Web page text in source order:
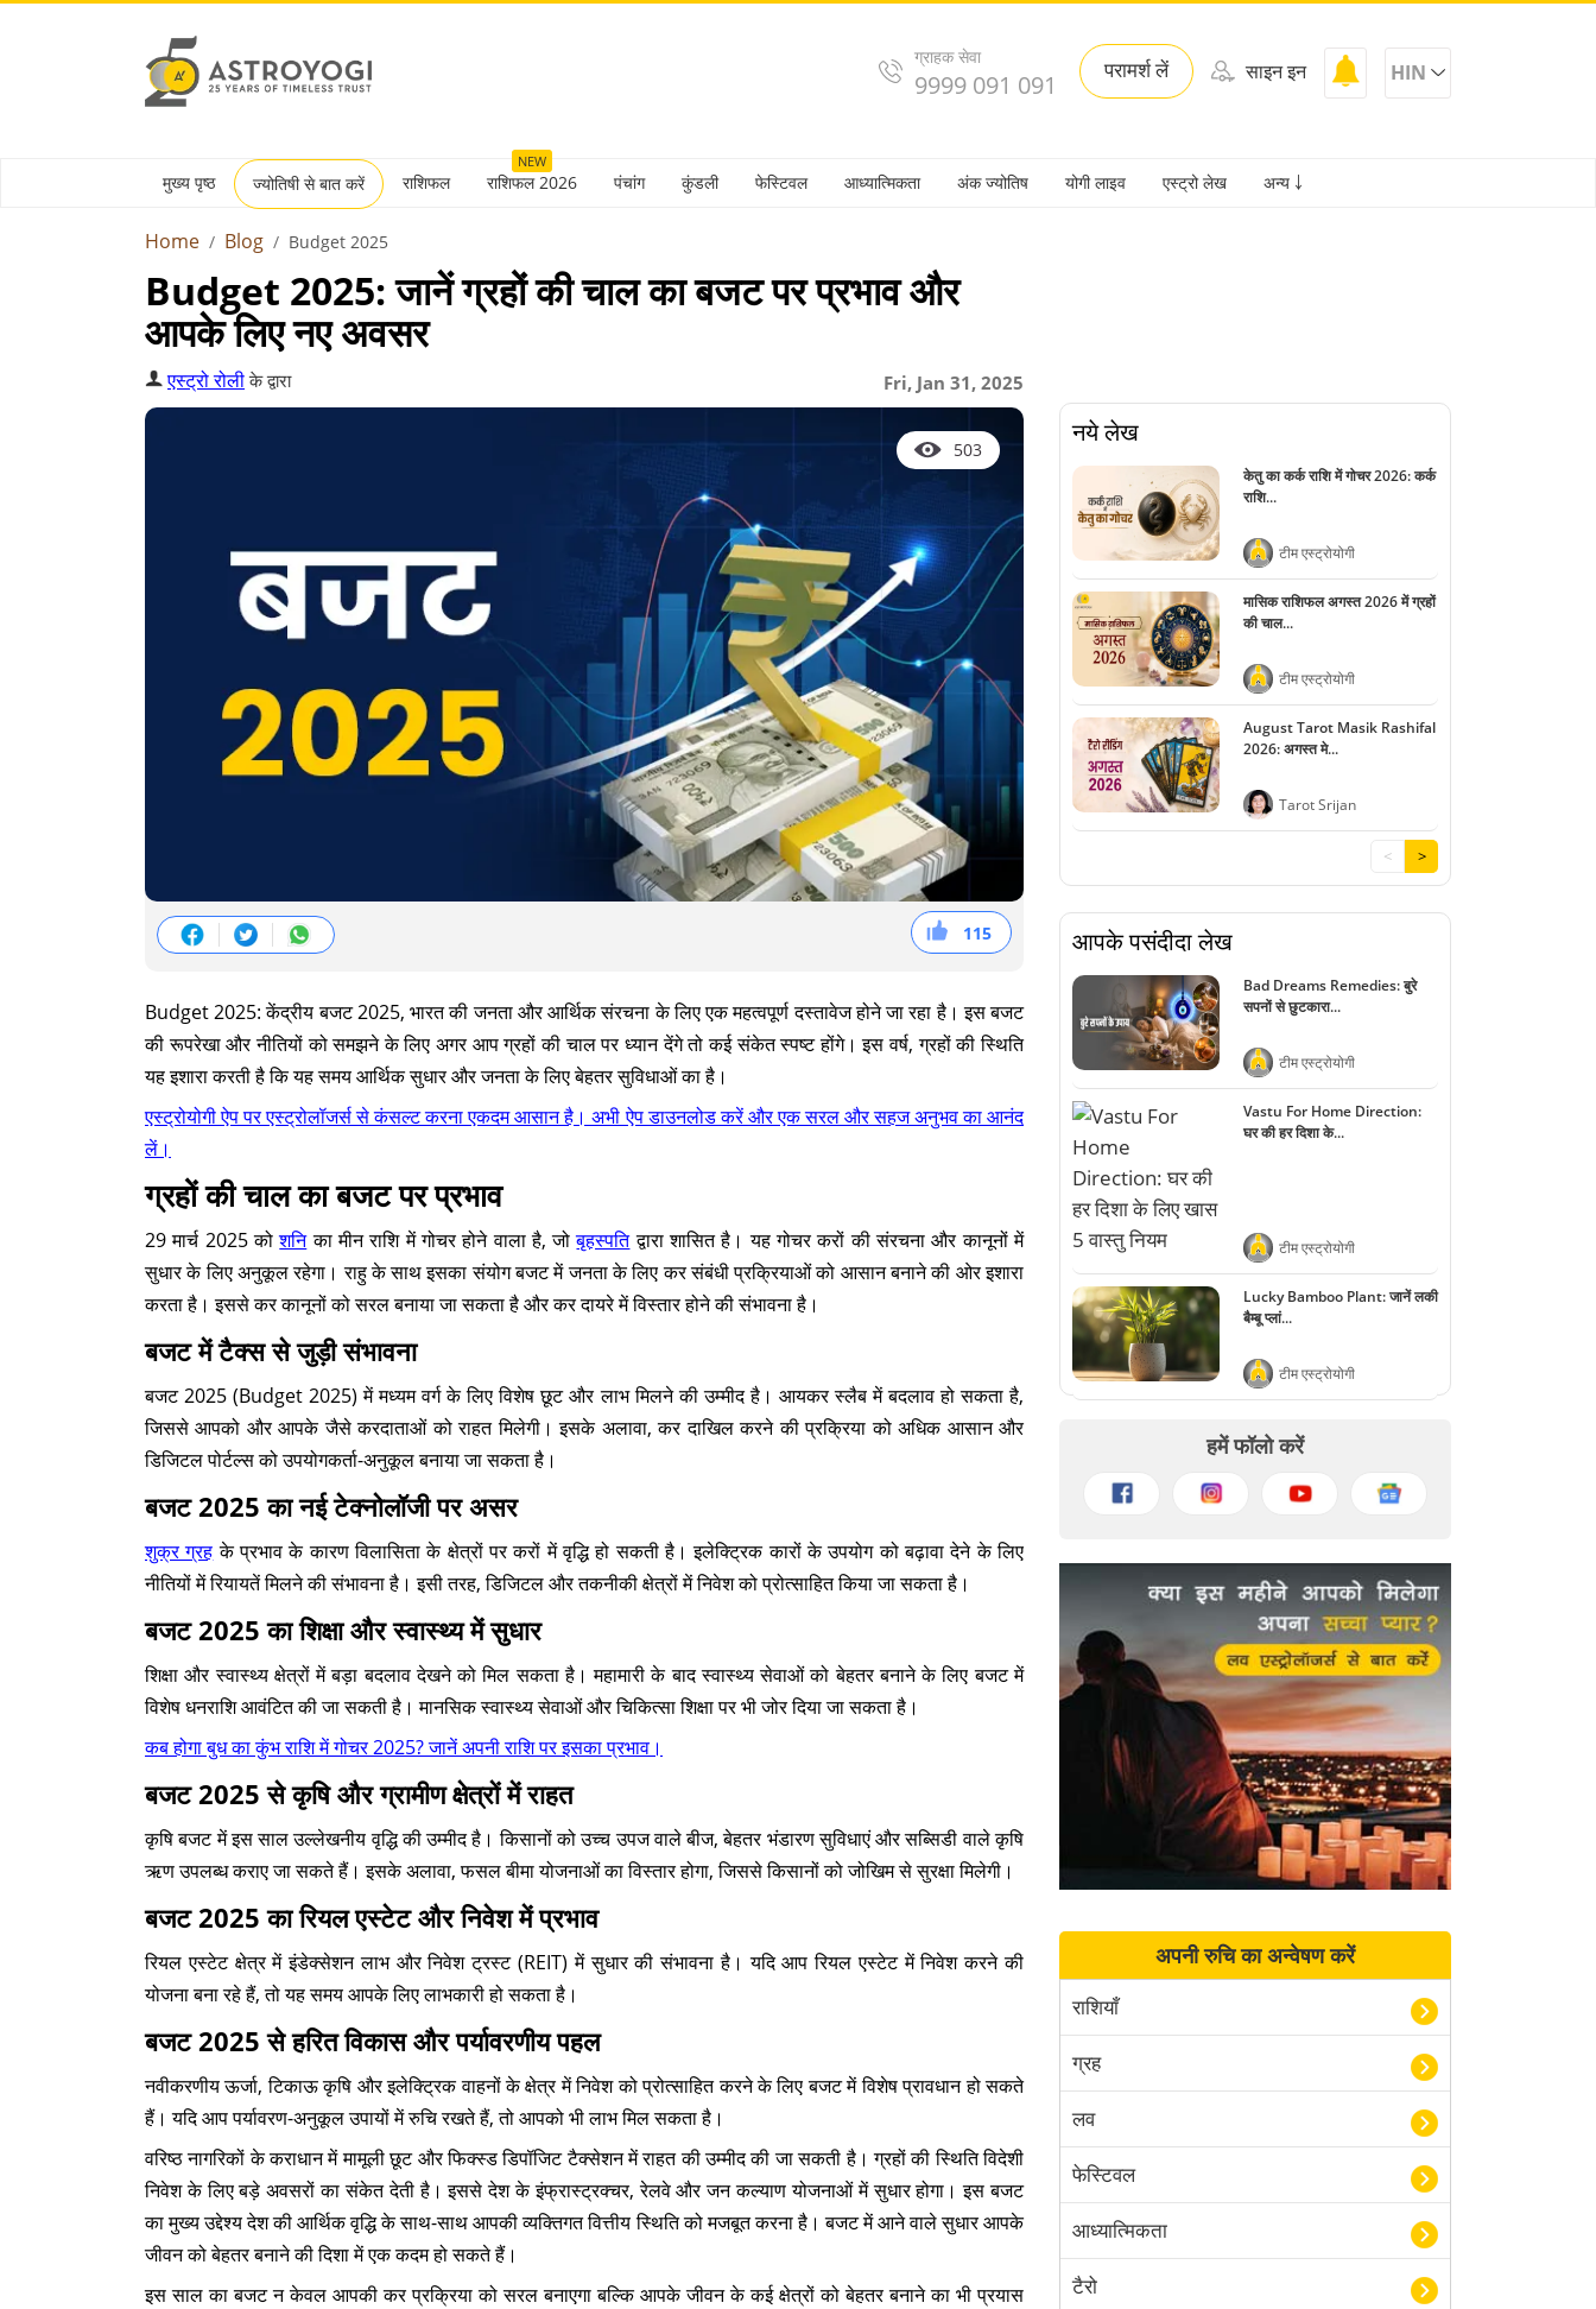
ग्राहक सेवा
9999 091 091 परामर्श लें साइन इन HIN
मुख्य पृष्ठ ज्योतिषी से बात करें राशिफल
NEW
राशिफल 2026 पंचांग कुंडली फेस्टिवल आध्यात्मिकता अंक ज्योतिष योगी लाइव एस्ट्रो लेख अन्य ￬
Home Blog Budget 2025
Budget 2025: जानें ग्रहों की चाल का बजट पर प्रभाव और
आपके लिए नए अवसर
Fri, Jan 31, 2025
एस्ट्रो रोलीके द्वारा
503
115
38
36
41
Budget 2025: केंद्रीय बजट 2025, भारत की जनता और आर्थिक संरचना के लिए एक महत्वपूर्ण दस्तावेज होने जा रहा है। इस बजट
की रूपरेखा और नीतियों को समझने के लिए अगर आप ग्रहों की चाल पर ध्यान देंगे तो कई संकेत स्पष्ट होंगे। इस वर्ष, ग्रहों की स्थिति
यह इशारा करती है कि यह समय आर्थिक सुधार और जनता के लिए बेहतर सुविधाओं का है।
एस्ट्रोयोगी ऐप पर एस्ट्रोलॉजर्स से कंसल्ट करना एकदम आसान है। अभी ऐप डाउनलोड करें और एक सरल और सहज अनुभव का आनंद
लें।
ग्रहों की चाल का बजट पर प्रभाव
29 मार्च 2025 कोशनिका मीन राशि में गोचर होने वाला है, जोबृहस्पतिद्वारा शासित है। यह गोचर करों की संरचना और कानूनों में
सुधार के लिए अनुकूल रहेगा। राहु के साथ इसका संयोग बजट में जनता के लिए कर संबंधी प्रक्रियाओं को आसान बनाने की ओर इशारा
करता है। इससे कर कानूनों को सरल बनाया जा सकता है और कर दायरे में विस्तार होने की संभावना है।
बजट में टैक्स से जुड़ी संभावना
बजट 2025 (Budget 2025) में मध्यम वर्ग के लिए विशेष छूट और लाभ मिलने की उम्मीद है। आयकर स्लैब में बदलाव हो सकता है,
जिससे आपको और आपके जैसे करदाताओं को राहत मिलेगी। इसके अलावा, कर दाखिल करने की प्रक्रिया को अधिक आसान और
डिजिटल पोर्टल्स को उपयोगकर्ता-अनुकूल बनाया जा सकता है।
बजट 2025 का नई टेक्नोलॉजी पर असर
शुक्र ग्रह के प्रभाव के कारण विलासिता के क्षेत्रों पर करों में वृद्धि हो सकती है। इलेक्ट्रिक कारों के उपयोग को बढ़ावा देने के लिए
नीतियों में रियायतें मिलने की संभावना है। इसी तरह, डिजिटल और तकनीकी क्षेत्रों में निवेश को प्रोत्साहित किया जा सकता है।
बजट 2025 का शिक्षा और स्वास्थ्य में सुधार
शिक्षा और स्वास्थ्य क्षेत्रों में बड़ा बदलाव देखने को मिल सकता है। महामारी के बाद स्वास्थ्य सेवाओं को बेहतर बनाने के लिए बजट में
विशेष धनराशि आवंटित की जा सकती है। मानसिक स्वास्थ्य सेवाओं और चिकित्सा शिक्षा पर भी जोर दिया जा सकता है।
कब होगा बुध का कुंभ राशि में गोचर 2025? जानें अपनी राशि पर इसका प्रभाव।
बजट 2025 से कृषि और ग्रामीण क्षेत्रों में राहत
कृषि बजट में इस साल उल्लेखनीय वृद्धि की उम्मीद है। किसानों को उच्च उपज वाले बीज, बेहतर भंडारण सुविधाएं और सब्सिडी वाले कृषि
ऋण उपलब्ध कराए जा सकते हैं। इसके अलावा, फसल बीमा योजनाओं का विस्तार होगा, जिससे किसानों को जोखिम से सुरक्षा मिलेगी।
बजट 2025 का रियल एस्टेट और निवेश में प्रभाव
रियल एस्टेट क्षेत्र में इंडेक्सेशन लाभ और निवेश ट्रस्ट (REIT) में सुधार की संभावना है। यदि आप रियल एस्टेट में निवेश करने की
योजना बना रहे हैं, तो यह समय आपके लिए लाभकारी हो सकता है।
बजट 2025 से हरित विकास और पर्यावरणीय पहल
नवीकरणीय ऊर्जा, टिकाऊ कृषि और इलेक्ट्रिक वाहनों के क्षेत्र में निवेश को प्रोत्साहित करने के लिए बजट में विशेष प्रावधान हो सकते
हैं। यदि आप पर्यावरण-अनुकूल उपायों में रुचि रखते हैं, तो आपको भी लाभ मिल सकता है।
वरिष्ठ नागरिकों के कराधान में मामूली छूट और फिक्स्ड डिपॉजिट टैक्सेशन में राहत की उम्मीद की जा सकती है। ग्रहों की स्थिति विदेशी
निवेश के लिए बड़े अवसरों का संकेत देती है। इससे देश के इंफ्रास्ट्रक्चर, रेलवे और जन कल्याण योजनाओं में सुधार होगा। इस बजट
का मुख्य उद्देश्य देश की आर्थिक वृद्धि के साथ-साथ आपकी व्यक्तिगत वित्तीय स्थिति को मजबूत करना है। बजट में आने वाले सुधार आपके
जीवन को बेहतर बनाने की दिशा में एक कदम हो सकते हैं।
इस साल का बजट न केवल आपकी कर प्रक्रिया को सरल बनाएगा बल्कि आपके जीवन के कई क्षेत्रों को बेहतर बनाने का भी प्रयास
नये लेख
केतु का कर्क राशि में गोचर 2026: कर्क
राशि...
टीम एस्ट्रोयोगी
मासिक राशिफल अगस्त 2026 में ग्रहों
की चाल...
टीम एस्ट्रोयोगी
August Tarot Masik Rashifal
2026: अगस्त मे...
Tarot Srijan
< >
आपके पसंदीदा लेख
Bad Dreams Remedies: बुरे
सपनों से छुटकारा...
टीम एस्ट्रोयोगी
Vastu For Home Direction:
घर की हर दिशा के...
टीम एस्ट्रोयोगी
Lucky Bamboo Plant: जानें लकी
बैम्बू प्लां...
टीम एस्ट्रोयोगी
हमें फॉलो करें
अपनी रुचि का अन्वेषण करें
राशियाँ
ग्रह
लव
फेस्टिवल
आध्यात्मिकता
टैरो